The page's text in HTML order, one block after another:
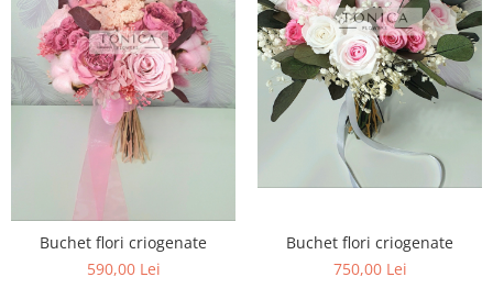
Buchet flori criogenate
590,00 Lei
Buchet flori criogenate
750,00 Lei